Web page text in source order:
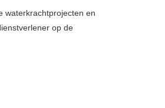
waterkrachtprojecten en
op de